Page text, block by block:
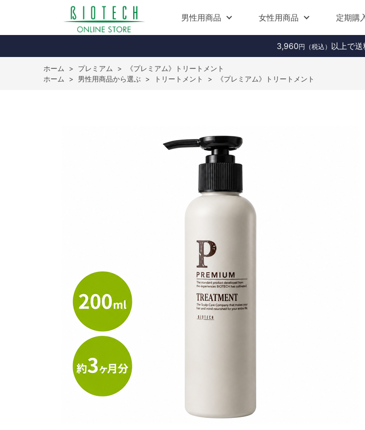
男性用商品 女性用商品 定期購
3,960 円（税込） 以上で送
ホーム > プレミアム >
《プレミアム》トリートメント
ホーム
> 男性用商品から選ぶ > トリートメント > 《プレミアム》トリートメント